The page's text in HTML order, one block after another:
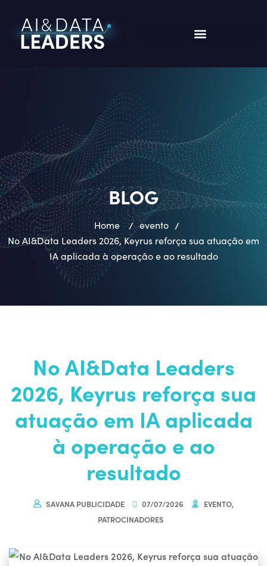
BLOG
Home / evento /
No AI&Data Leaders 2026, Keyrus reforça sua atuação em
IA aplicada à operação e ao resultado
No AI&Data Leaders
2026, Keyrus reforça sua
atuação em IA aplicada
à operação e ao
resultado
SAVANA PUBLICIDADE 07/07/2026 EVENTO,
PATROCINADORES